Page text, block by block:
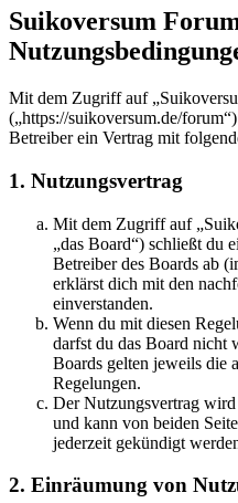
Suikoversum
Mit dem Zugriff auf
(„https://suikoversum.de/
Betreiber ein Vertrag mit
1. Nutzungsvertrag
Mit dem Zugriff auf
„das Board“) schließt du
Betreiber des Boards ab
erklärst dich mit den
einverstanden.
Wenn du mit diesen
darfst du das Board nicht
Boards gelten jeweils die
Regelungen.
Der Nutzungsvertrag wird
und kann von beiden
jederzeit gekündigt
2. Einräumung von